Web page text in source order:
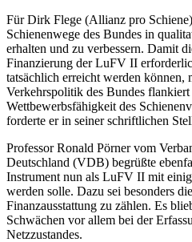
Für Dirk Flege (Allianz pro
Schienenwege des Bundes in
erhalten und zu verbessern. Damit
Finanzierung der LuFV II
tatsächlich erreicht werden
Verkehrspolitik des Bundes
Wettbewerbsfähigkeit des
forderte er in seiner schriftlichen
Professor Ronald Pörner vom
Deutschland (VDB) begrüßte
Instrument nun als LuFV II mit
werden solle. Dazu sei besonders
Finanzausstattung zu zählen. Es
Schwächen vor allem bei der
Netzzustandes.